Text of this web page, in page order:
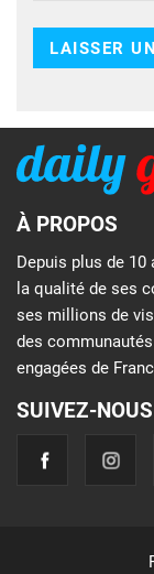
À PROPOS
Depuis plus de 10
la qualité de ses
ses millions de
des
engagées de
SUIVEZ-NOUS